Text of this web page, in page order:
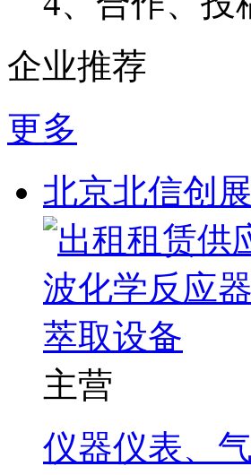
企业推荐
更多
北京北信创
主营
仪器仪表、